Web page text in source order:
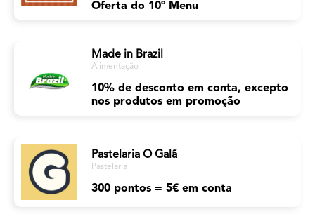
Oferta do 10º Menu
Made in Brazil
Alimentação
10% de desconto em conta, excepto
nos produtos em promoção
Pastelaria O Galã
Pastelaria
300 pontos = 5€ em conta